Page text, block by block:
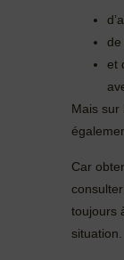
de
et
Mais sur
Car
toujours
situation.